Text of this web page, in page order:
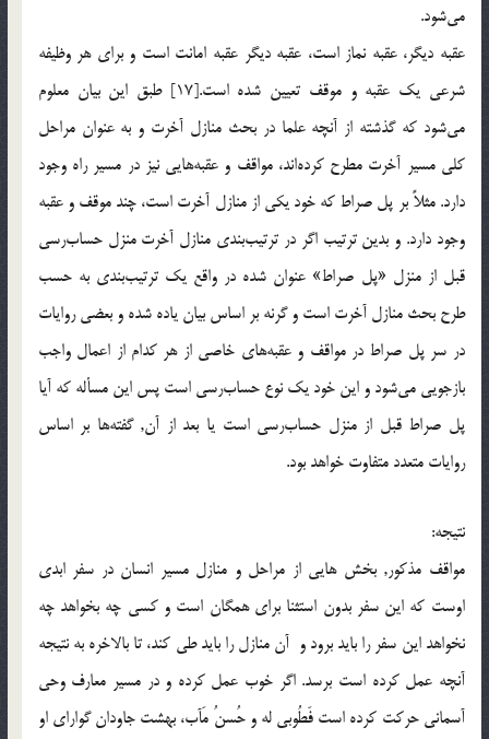
مي‌شود.
عقبه‌ ديگر، عقبه‌ نماز است، عقبه ديگر عقبه‌ امانت است و براي هر وظيفه‌
شرعي يك عقبه و موقف تعيين شده است.[17] طبق اين بيان معلوم
مي‌شود كه گذشته از آنچه علما در بحث منازل آخرت و به عنوان مراحل
كلي مسير آخرت مطرح كرده‌اند، مواقف و عقبه‌هايي نيز در مسير راه وجود
دارد. مثلاً بر پل صراط كه خود يكي از منازل آخرت است، چند موقف و عقبه
وجود دارد. و بدين ترتيب اگر در ترتيب‌بندي منازل آخرت منزل حساب‌رسي
قبل از منزل «پل صراط» عنوان شده در واقع يك ترتيب‌بندي به حسب
طرح بحث منازل آخرت است و گرنه بر اساس بيان ياده شده و بعضي روايات
در سر پل صراط در مواقف و عقبه‌هاي خاصي از هر كدام از اعمال واجب
بازجويي مي‌شود و اين خود يك نوع حساب‌رسي است پس اين مسأله كه آيا
پل صراط قبل از منزل حساب‌رسي است يا بعد از آن, گفته‌ها بر اساس
روايات متعدد متفاوت خواهد بود.
نتيجه:
مواقف مذکور, بخش هايي از مراحل و منازل مسير انسان در سفر ابدي
اوست كه اين سفر بدون استثنا براي همگان است و كسي چه بخواهد چه
نخواهد اين سفر را بايد برود و آن منازل را بايد طي كند، تا بالاخره به نتيجه
آنچه عمل كرده است برسد. اگر خوب عمل كرده و در مسير معارف وحي
آسماني حركت كرده است فَطُوبي له و حُسنُ مَآب، بهشت جاودان گواراي او